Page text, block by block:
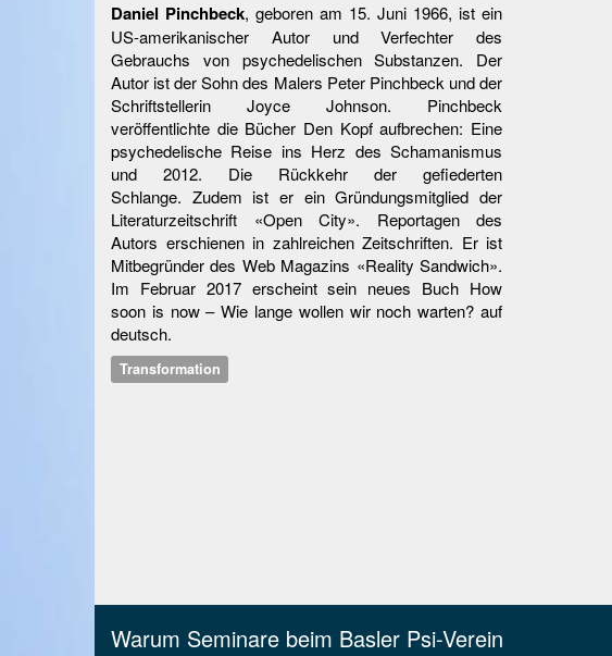
Daniel Pinchbeck, geboren am 15. Juni 1966, ist ein
US-amerikanischer Autor und Verfechter des
Gebrauchs von psychedelischen Substanzen. Der
Autor ist der Sohn des Malers Peter Pinchbeck und der
Schriftstellerin Joyce Johnson. Pinchbeck
veröffentlichte die Bücher Den Kopf aufbrechen: Eine
psychedelische Reise ins Herz des Schamanismus
und 2012. Die Rückkehr der gefiederten
Schlange. Zudem ist er ein Gründungsmitglied der
Literaturzeitschrift «Open City». Reportagen des
Autors erschienen in zahlreichen Zeitschriften. Er ist
Mitbegründer des Web Magazins «Reality Sandwich».
Im Februar 2017 erscheint sein neues Buch How
soon is now – Wie lange wollen wir noch warten? auf
deutsch.
Transformation
Warum Seminare beim Basler Psi-Verein